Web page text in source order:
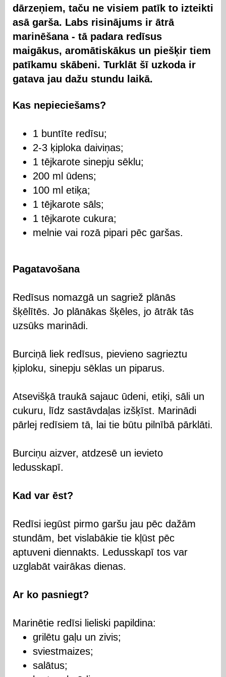
dārzeņiem, taču ne visiem patīk to izteikti
asā garša. Labs risinājums ir ātrā
marinēšana - tā padara redīsus
maigākus, aromātiskākus un piešķir tiem
patīkamu skābeni. Turklāt šī uzkoda ir
gatava jau dažu stundu laikā.
Kas nepieciešams?
1 buntīte redīsu;
2-3 ķiploka daiviņas;
1 tējkarote sinepju sēklu;
200 ml ūdens;
100 ml etiķa;
1 tējkarote sāls;
1 tējkarote cukura;
melnie vai rozā pipari pēc garšas.
Pagatavošana
Redīsus nomazgā un sagriež plānās
šķēlītēs. Jo plānākas šķēles, jo ātrāk tās
uzsūks marinādi.
Burciņā liek redīsus, pievieno sagrieztu
ķiploku, sinepju sēklas un piparus.
Atsevišķā traukā sajauc ūdeni, etiķi, sāli un
cukuru, līdz sastāvdaļas izšķīst. Marinādi
pārlej redīsiem tā, lai tie būtu pilnībā pārklāti.
Burciņu aizver, atdzesē un ievieto
ledusskapī.
Kad var ēst?
Redīsi iegūst pirmo garšu jau pēc dažām
stundām, bet vislabākie tie kļūst pēc
aptuveni diennakts. Ledusskapī tos var
uzglabāt vairākas dienas.
Ar ko pasniegt?
Marinētie redīsi lieliski papildina:
grilētu gaļu un zivis;
sviestmaizes;
salātus;